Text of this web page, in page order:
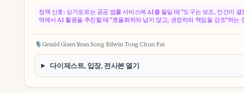
정책 신호: 싱가포르는 공공 법률 서비스에 AI를 들일 때 "도구는 보조, 인간이
역에서 AI 활용을 추진할 때 "효율화하되 넘지 않고, 권장하되 책임을 강조"하는
🎙️Gerald Giam Yean Song·Edwin Tong Chun Fai
다이제스트, 입장, 전사본 열기